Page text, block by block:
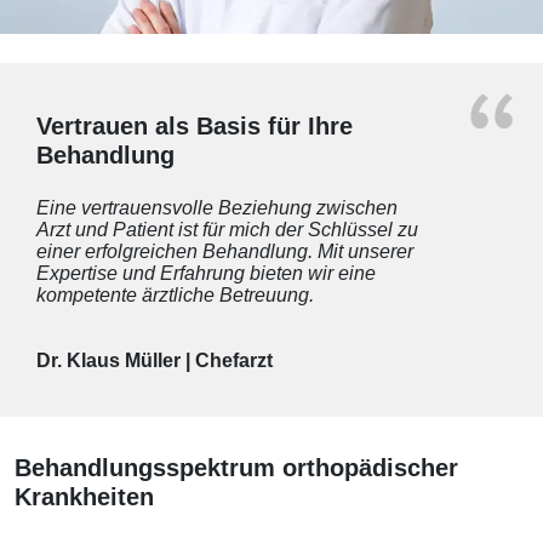
Vertrauen als Basis für Ihre
Behandlung
Eine vertrauensvolle Beziehung zwischen
Arzt und Patient ist für mich der Schlüssel zu
einer erfolgreichen Behandlung. Mit unserer
Expertise und Erfahrung bieten wir eine
kompetente ärztliche Betreuung.
Dr. Klaus Müller | Chefarzt
Behandlungsspektrum orthopädischer
Krankheiten